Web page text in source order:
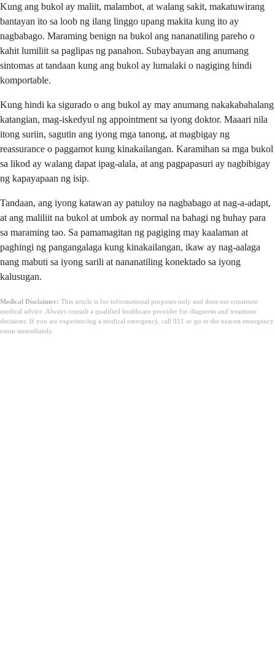
Kung ang bukol ay maliit, malambot, at walang sakit, makatuwirang
bantayan ito sa loob ng ilang linggo upang makita kung ito ay
nagbabago. Maraming benign na bukol ang nananatiling pareho o
kahit lumiliit sa paglipas ng panahon. Subaybayan ang anumang
sintomas at tandaan kung ang bukol ay lumalaki o nagiging hindi
komportable.
Kung hindi ka sigurado o ang bukol ay may anumang nakakabahalang
katangian, mag-iskedyul ng appointment sa iyong doktor. Maaari nila
itong suriin, sagutin ang iyong mga tanong, at magbigay ng
reassurance o paggamot kung kinakailangan. Karamihan sa mga bukol
sa likod ay walang dapat ipag-alala, at ang pagpapasuri ay nagbibigay
ng kapayapaan ng isip.
Tandaan, ang iyong katawan ay patuloy na nagbabago at nag-a-adapt,
at ang maliliit na bukol at umbok ay normal na bahagi ng buhay para
sa maraming tao. Sa pamamagitan ng pagiging may kaalaman at
paghingi ng pangangalaga kung kinakailangan, ikaw ay nag-aalaga
nang mabuti sa iyong sarili at nananatiling konektado sa iyong
kalusugan.
Medical Disclaimer: This article is for informational purposes only and does not constitute
medical advice. Always consult a qualified healthcare provider for diagnosis and treatment
decisions. If you are experiencing a medical emergency, call 911 or go to the nearest emergency
room immediately.